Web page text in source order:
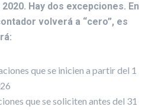
Hay dos excepciones. En
volverá a “cero”, es
que se inicien a partir del 1
que se soliciten antes del 31